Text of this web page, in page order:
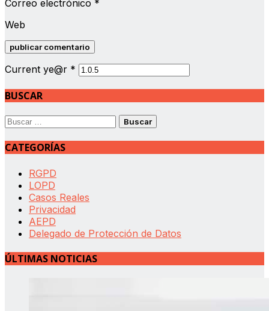
Correo electrónico *
Web
Current ye@r *
BUSCAR
Buscar:
CATEGORÍAS
RGPD
LOPD
Casos Reales
Privacidad
AEPD
Delegado de Protección de Datos
ÚLTIMAS NOTICIAS